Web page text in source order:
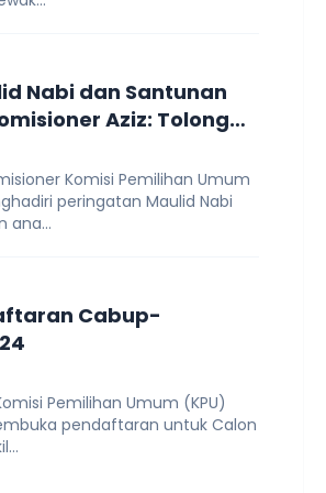
Nabi dan Santunan
Aziz: Tolong
Komisi Pemilihan Umum
peringatan Maulid Nabi
ana...
Cabup-
Pemilihan Umum (KPU)
pendaftaran untuk Calon